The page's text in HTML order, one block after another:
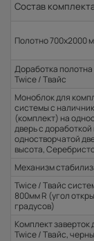
Состав
Полотно 700x2000
Доработка
Twice / Твайс
Моноблок для
системы с
(комплект) на
дверь с
одностворчатой
высота,
Механизм
Twice / Твайс
800мм R (угол
градусов)
Комплект заверток
Twice / Твайс,